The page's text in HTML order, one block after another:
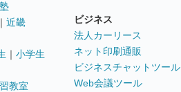
｜ 近畿
｜ 小学生
教室
ビジネス
法人カーリース
ネット印刷通販
ビジネスチャットツール
Web会議ツール